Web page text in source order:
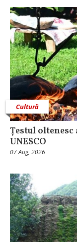
Cultură
Țestul
UNESCO
07 Aug, 2026